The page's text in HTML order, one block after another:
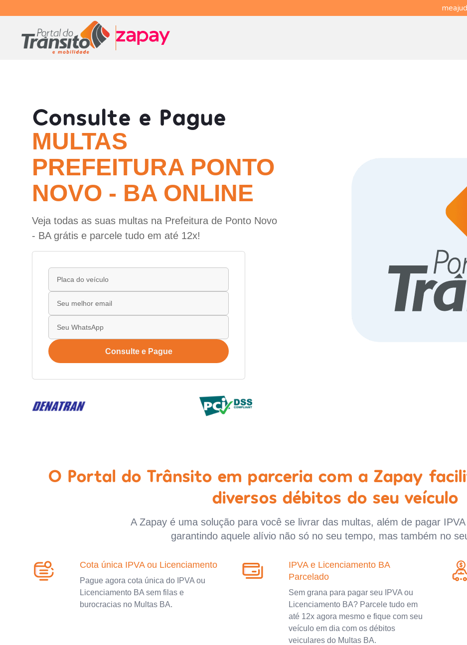
Consulte e Pague
MULTAS
PREFEITURA PONTO
NOVO - BA ONLINE
Veja todas as suas multas na Prefeitura de Ponto Novo
- BA grátis e parcele tudo em até 12x!
Consulte e Pague
O Portal do Trânsito em parceria com a Zapay
diversos débitos do seu veículo
A Zapay é uma solução para você se livrar das multas, além de pagar
garantindo aquele alívio não só no seu tempo, mas também no
Cota única IPVA ou Licenciamento
Pague agora cota única do IPVA ou
Licenciamento BA sem filas e
burocracias no Multas BA.
IPVA e Licenciamento BA
Parcelado
Sem grana para pagar seu IPVA ou
Licenciamento BA? Parcele tudo em
até 12x agora mesmo e fique com seu
veículo em dia com os débitos
veiculares do Multas BA.